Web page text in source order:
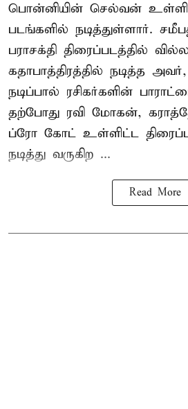
பொன்னியின் செல்வன்
படங்களில் நடித்துள்ளார்.
பராசக்தி திரைப்படத்தில்
கதாபாத்திரத்தில் நடித்த
நடிப்பால் ரசிகர்களின்
தற்போது ரவி மோகன்,
ப்ரோ கோட் உள்ளிட்ட
நடித்து வருகிற ...
Read More